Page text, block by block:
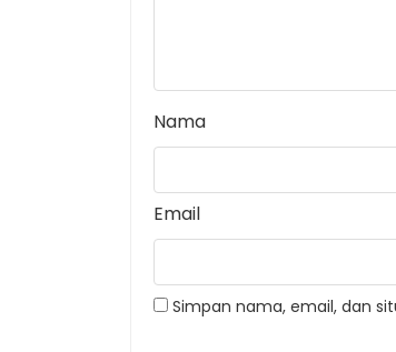
Nama
Email
Simpan nama, email, dan